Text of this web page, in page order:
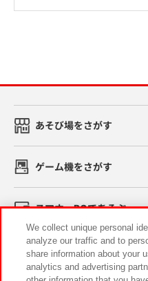
あそび場をさがす
ゲーム機をさがす
スマホ・PCであそぶ
イベント・キャンペーン
We collect unique personal
analyze our traffic and to
share information about your
analytics and advertising